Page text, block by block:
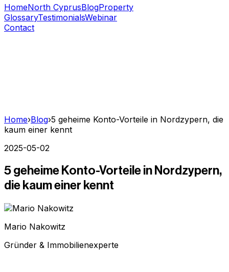
HomeNorth CyprusBlogProperty
GlossaryTestimonialsWebinar
Contact
Home›Blog›5 geheime Konto-Vorteile in Nordzypern, die
kaum einer kennt
2025-05-02
5 geheime Konto-Vorteile in Nordzypern,
die kaum einer kennt
Mario Nakowitz
Gründer & Immobilienexperte